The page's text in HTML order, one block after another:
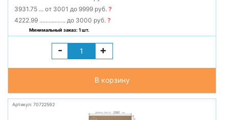
3931.75 ... от 3001 до 9999 руб.?
4222.99 ................. до 3000 руб.?
Минимальный заказ: 1 шт.
- +
В корзину
Артикул: 70722592